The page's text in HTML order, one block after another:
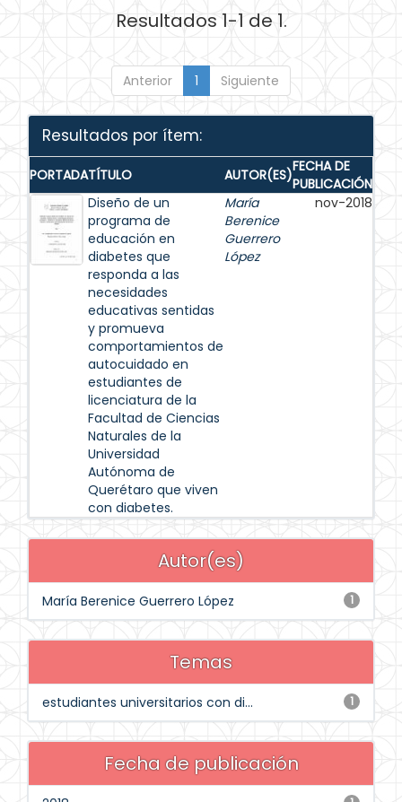
Resultados 1-1 de 1.
Anterior 1 Siguiente
Resultados por ítem:
PORTADATÍTULO AUTOR(ES)FECHA DE
PUBLICACIÓN
Diseño de un
programa de
educación en
diabetes que
responda a las
necesidades
educativas sentidas
y promueva
comportamientos de
autocuidado en
estudiantes de
licenciatura de la
Facultad de Ciencias
Naturales de la
Universidad
Autónoma de
Querétaro que viven
con diabetes.
María
Berenice
Guerrero
López
nov-2018
Autor(es)
1
María Berenice Guerrero López
Temas
1
estudiantes universitarios con di...
Fecha de publicación